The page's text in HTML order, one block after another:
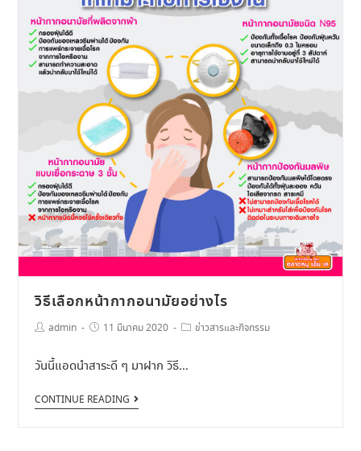
วิธีเลือกหน้ากากอนามัยอย่างไร
admin 11 มีนาคม 2020 ข่าวสารและกิจกรรม
วันนี้แอดนำสาระดี ๆ มาฝาก วิธี…
CONTINUE READING